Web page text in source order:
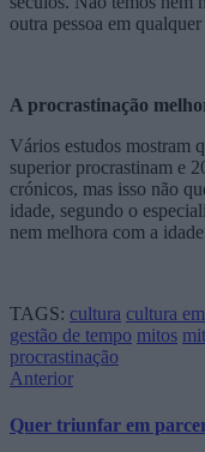
outra pessoa em
A procrastinação
Vários estudos mostram
superior procrastinam e
crónicos, mas isso não
idade, segundo o
nem melhora com a
TAGS: cultura cultura
gestão de tempo mitos
procrastinação
Anterior
Quer triunfar em